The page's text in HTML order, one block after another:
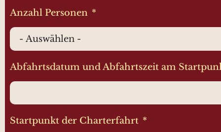
Anzahl Personen
Abfahrtsdatum und Abfahrtszeit am
Startpunkt der Charterfahrt